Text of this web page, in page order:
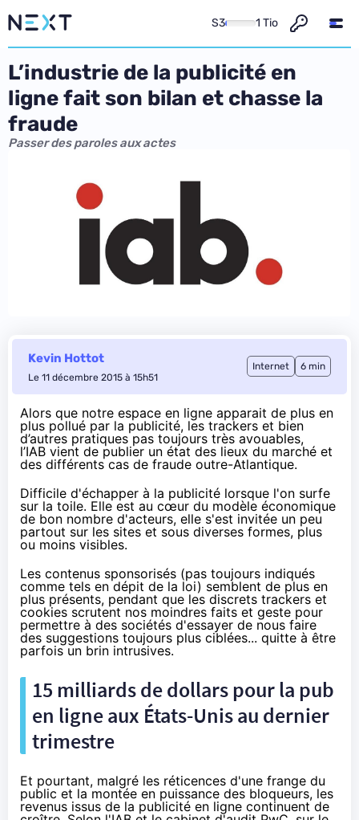
S3 1 Tio
L’industrie de la publicité en
ligne fait son bilan et chasse la
fraude
Passer des paroles aux actes
Kevin Hottot
Le 11 décembre 2015 à 15h51
Internet 6 min
Alors que notre espace en ligne apparait de plus en
plus pollué par la publicité, les trackers et bien
d’autres pratiques pas toujours très avouables,
l’IAB vient de publier un état des lieux du marché et
des différents cas de fraude outre-Atlantique.
Difficile d'échapper à la publicité lorsque l'on surfe
sur la toile. Elle est au cœur du modèle économique
de bon nombre d'acteurs, elle s'est invitée un peu
partout sur les sites et sous diverses formes, plus
ou moins visibles.
Les contenus sponsorisés (pas toujours indiqués
comme tels en dépit de la loi) semblent de plus en
plus présents, pendant que les discrets trackers et
cookies scrutent nos moindres faits et geste pour
permettre à des sociétés d'essayer de nous faire
des suggestions toujours plus ciblées... quitte à être
parfois un brin intrusives.
15 milliards de dollars pour la pub
en ligne aux États-Unis au dernier
trimestre
Et pourtant, malgré les réticences d'une frange du
public et la montée en puissance des bloqueurs, les
revenus issus de la publicité en ligne continuent de